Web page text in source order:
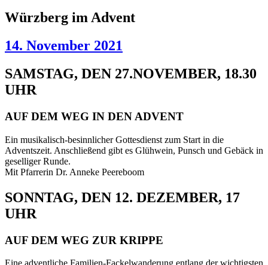
Würzberg im Advent
14. November 2021
SAMSTAG, DEN 27.NOVEMBER, 18.30
UHR
AUF DEM WEG IN DEN ADVENT
Ein musikalisch-besinnlicher Gottesdienst zum Start in die
Adventszeit. Anschließend gibt es Glühwein, Punsch und Gebäck in
geselliger Runde.
Mit Pfarrerin Dr. Anneke Peereboom
SONNTAG, DEN 12. DEZEMBER, 17
UHR
AUF DEM WEG ZUR KRIPPE